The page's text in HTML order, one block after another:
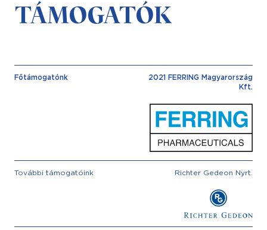
TÁMOGATÓK
Főtámogatónk
2021 FERRING Magyarország
Kft.
További támogatóink Richter Gedeon Nyrt.